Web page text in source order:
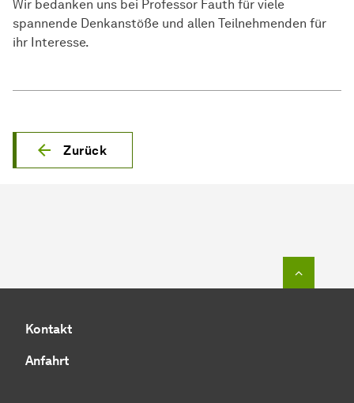
Wir bedanken uns bei Professor Fauth für viele
spannende Denkanstöße und allen Teilnehmenden für
ihr Interesse.
Zurück
Kontakt
Anfahrt